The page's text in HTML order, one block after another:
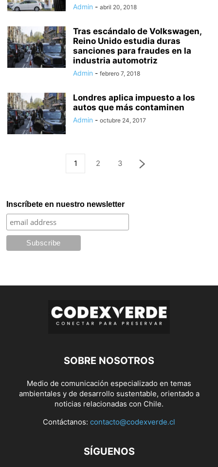
Admin - abril 20, 2018
Tras escándalo de Volkswagen,
Reino Unido estudia duras
sanciones para fraudes en la
industria automotriz
Admin - febrero 7, 2018
Londres aplica impuesto a los
autos que más contaminen
Admin - octubre 24, 2017
1 2 3
Inscríbete en nuestro newsletter
SOBRE NOSOTROS
Medio de comunicación especializado en temas
ambientales y de desarrollo sustentable, orientado a
noticias relacionadas con Chile.
Contáctanos: contacto@codexverde.cl
SÍGUENOS